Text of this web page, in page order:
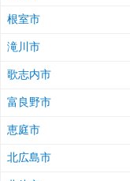
根室市
滝川市
歌志内市
富良野市
恵庭市
北広島市